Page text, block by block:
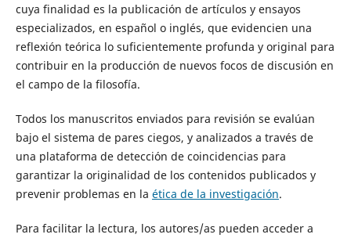
cuya finalidad es la publicación de artículos y ensayos
especializados, en español o inglés, que evidencien una
reflexión teórica lo suficientemente profunda y original para
contribuir en la producción de nuevos focos de discusión en
el campo de la filosofía.
Todos los manuscritos enviados para revisión se evalúan
bajo el sistema de pares ciegos, y analizados a través de
una plataforma de detección de coincidencias para
garantizar la originalidad de los contenidos publicados y
prevenir problemas en la ética de la investigación.
Para facilitar la lectura, los autores/as pueden acceder a